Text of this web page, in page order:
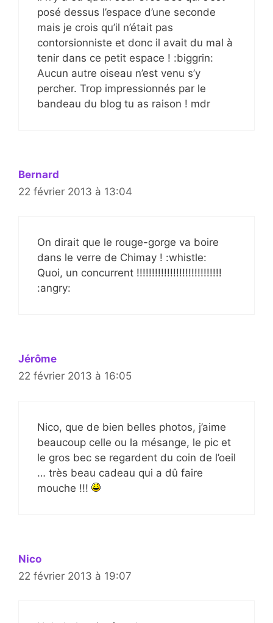
posé dessus l’espace d’une seconde
mais je crois qu’il n’était pas
contorsionniste et donc il avait du mal à
tenir dans ce petit espace ! :biggrin:
Aucun autre oiseau n’est venu s’y
percher. Trop impressionnés par le
bandeau du blog tu as raison ! mdr
Bernard
22 février 2013 à 13:04
On dirait que le rouge-gorge va boire
dans le verre de Chimay ! :whistle:
Quoi, un concurrent !!!!!!!!!!!!!!!!!!!!!!!!!!!!
:angry:
Jérôme
22 février 2013 à 16:05
Nico, que de bien belles photos, j’aime
beaucoup celle ou la mésange, le pic et
le gros bec se regardent du coin de l’oeil
… très beau cadeau qui a dû faire
mouche !!!
Nico
22 février 2013 à 19:07